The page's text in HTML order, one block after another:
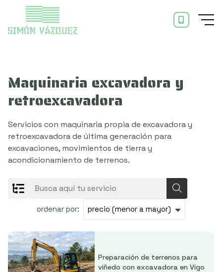
Maquinaria excavadora y
retroexcavadora
Servicios con maquinaria propia de excavadora y
retroexcavadora de última generación para
excavaciones, movimientos de tierra y
acondicionamiento de terrenos.
ordenar por:
Todos los servicios
Construcción
Preparación de terrenos para
viñedo con excavadora en Vigo